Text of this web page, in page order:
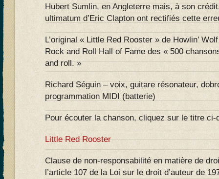
Hubert Sumlin, en Angleterre mais, à son
ultimatum d’Eric Clapton ont rectifiés cette
L’original « Little Red Rooster » de Howlin’
Rock and Roll Hall of Fame des « 500
and roll. »
Richard Séguin – voix, guitare résonateur,
programmation MIDI (batterie)
Pour écouter la chanson, cliquez sur le titre ci-
Little Red Rooster
Clause de non-responsabilité en matière de
l’article 107 de la Loi sur le droit d’auteur de